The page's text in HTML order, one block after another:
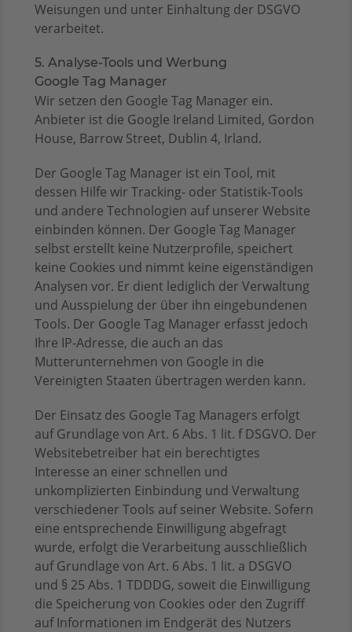
Weisungen und unter Einhaltung der DSGVO
verarbeitet.
5. Analyse-Tools und Werbung
Google Tag Manager
Wir setzen den Google Tag Manager ein.
Anbieter ist die Google Ireland Limited, Gordon
House, Barrow Street, Dublin 4, Irland.
Der Google Tag Manager ist ein Tool, mit
dessen Hilfe wir Tracking- oder Statistik-Tools
und andere Technologien auf unserer Website
einbinden können. Der Google Tag Manager
selbst erstellt keine Nutzerprofile, speichert
keine Cookies und nimmt keine eigenständigen
Analysen vor. Er dient lediglich der Verwaltung
und Ausspielung der über ihn eingebundenen
Tools. Der Google Tag Manager erfasst jedoch
Ihre IP-Adresse, die auch an das
Mutterunternehmen von Google in die
Vereinigten Staaten übertragen werden kann.
Der Einsatz des Google Tag Managers erfolgt
auf Grundlage von Art. 6 Abs. 1 lit. f DSGVO. Der
Websitebetreiber hat ein berechtigtes
Interesse an einer schnellen und
unkomplizierten Einbindung und Verwaltung
verschiedener Tools auf seiner Website. Sofern
eine entsprechende Einwilligung abgefragt
wurde, erfolgt die Verarbeitung ausschließlich
auf Grundlage von Art. 6 Abs. 1 lit. a DSGVO
und § 25 Abs. 1 TDDDG, soweit die Einwilligung
die Speicherung von Cookies oder den Zugriff
auf Informationen im Endgerät des Nutzers